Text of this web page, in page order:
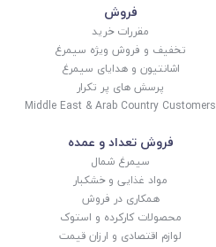
فروش
مقررات خرید
تخفیف و فروش ویژه سیمرغ
اشانتیون و هدایای سیمرغ
پرسش های پر تکرار
Middle East & Arab Country Customers
فروش تعداد و عمده
سیمرغ شمال
مواد غذایی و خشکبار
همکاری در فروش
محصولات کارکرده و استوک
لوازم اقتصادی و ارزان قیمت